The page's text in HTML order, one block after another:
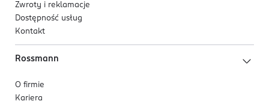
Zwroty i reklamacje
Dostępność usług
Kontakt
Rossmann
O firmie
Kariera